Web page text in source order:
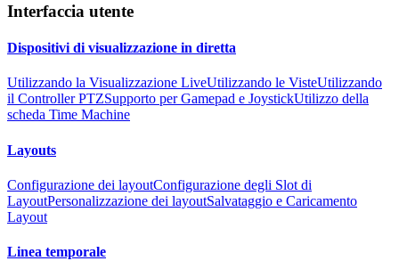
Interfaccia utente
Dispositivi di visualizzazione in diretta
Utilizzando la Visualizzazione LiveUtilizzando le VisteUtilizzando
il Controller PTZSupporto per Gamepad e JoystickUtilizzo della
scheda Time Machine
Layouts
Configurazione dei layoutConfigurazione degli Slot di
LayoutPersonalizzazione dei layoutSalvataggio e Caricamento
Layout
Linea temporale